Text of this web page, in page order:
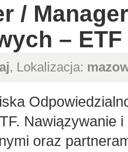
/
– ETF
, Lokalizacja:
Nawiązywanie
oraz